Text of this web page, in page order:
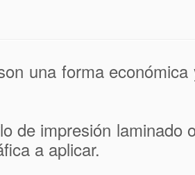
una forma
de impresión laminado
a aplicar.